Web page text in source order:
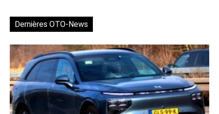
Dernières OTO-News